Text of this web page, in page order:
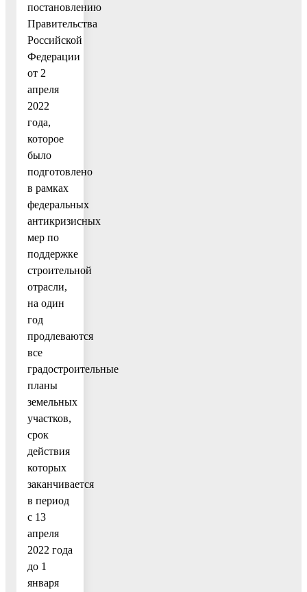
постановлению
Правительства
Российской
Федерации
от 2
апреля
2022
года,
которое
было
подготовлено
в рамках
федеральных
антикризисных
мер по
поддержке
строительной
отрасли,
на один
год
продлеваются
все
градостроительные
планы
земельных
участков,
срок
действия
которых
заканчивается
в период
с 13
апреля
2022 года
до 1
января